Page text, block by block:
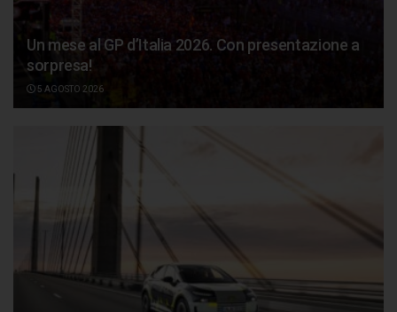
Un mese al GP d’Italia 2026. Con presentazione a
sorpresa!
5 AGOSTO 2026